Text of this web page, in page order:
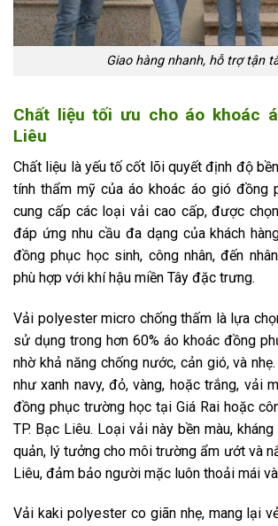
Giao hàng nhanh, hỗ trợ tận
Chất liệu tối ưu cho áo khoác
Liêu
Chất liệu là yếu tố cốt lõi quyết định độ
tính thẩm mỹ của áo khoác áo gió đồng
cung cấp các loại vải cao cấp, được
đáp ứng nhu cầu đa dạng của khách
đồng phục học sinh, công nhân, đến
phù hợp với khí hậu miền Tây đặc trưng.
Vải polyester micro chống thấm là lựa
sử dụng trong hơn 60% áo khoác đồng
nhờ khả năng chống nước, cản gió, và
như xanh navy, đỏ, vàng, hoặc trắng, vải
đồng phục trường học tại Giá Rai hoặc
TP. Bạc Liêu. Loại vải này bền màu,
quản, lý tưởng cho môi trường ẩm ướt và
Liêu, đảm bảo người mặc luôn thoải mái
Vải kaki polyester co giãn nhẹ, mang lại